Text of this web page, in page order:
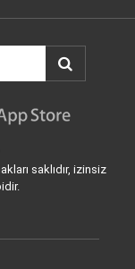
saklıdır, izinsiz